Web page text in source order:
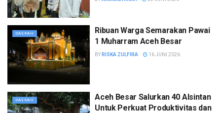
DAERAH
Ribuan Warga Semarakan Pawai
1 Muharram Aceh Besar
BY RISKA ZULFIRA 16 JUNI 2026
DAERAH
Aceh Besar Salurkan 40 Alsintan
Untuk Perkuat Produktivitas dan